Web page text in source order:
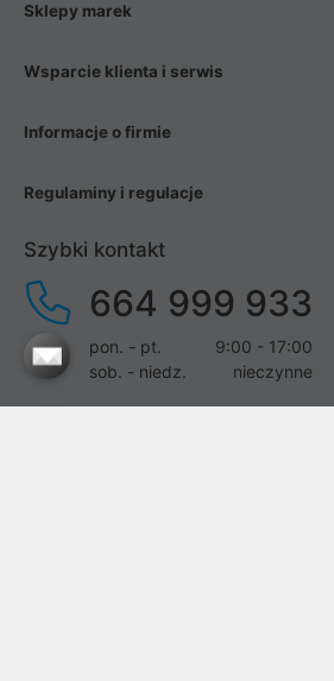
Sklepy marek
Wsparcie klienta i serwis
Informacje o firmie
Regulaminy i regulacje
Szybki kontakt
664 999 933
pon. - pt.
9:00 - 17:00
sob. - niedz.
nieczynne